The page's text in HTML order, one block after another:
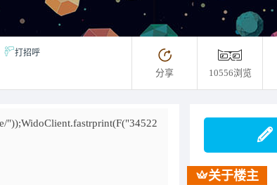
打招呼
分享 10556浏览
关于楼主